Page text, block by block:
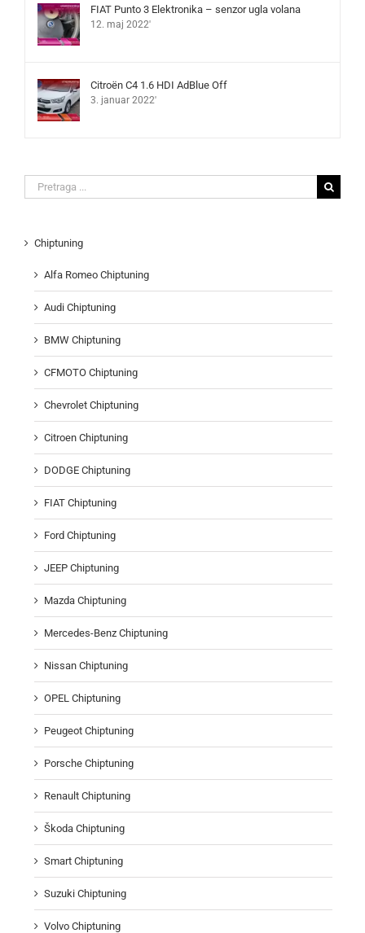
FIAT Punto 3 Elektronika – senzor ugla volana
12. maj 2022'
Citroën C4 1.6 HDI AdBlue Off
3. januar 2022'
Search
for:
Chiptuning
Alfa Romeo Chiptuning
Audi Chiptuning
BMW Chiptuning
CFMOTO Chiptuning
Chevrolet Chiptuning
Citroen Chiptuning
DODGE Chiptuning
FIAT Chiptuning
Ford Chiptuning
JEEP Chiptuning
Mazda Chiptuning
Mercedes-Benz Chiptuning
Nissan Chiptuning
OPEL Chiptuning
Peugeot Chiptuning
Porsche Chiptuning
Renault Chiptuning
Škoda Chiptuning
Smart Chiptuning
Suzuki Chiptuning
Volvo Chiptuning